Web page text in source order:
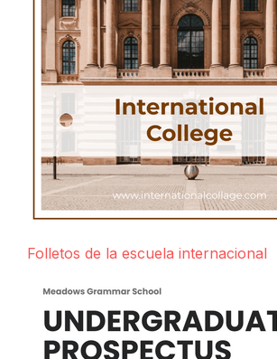
Folletos de la escuela internacional